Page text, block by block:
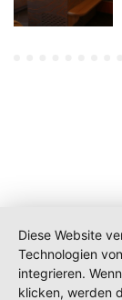
Diese Website
Technologien
integrieren.
klicken, werden